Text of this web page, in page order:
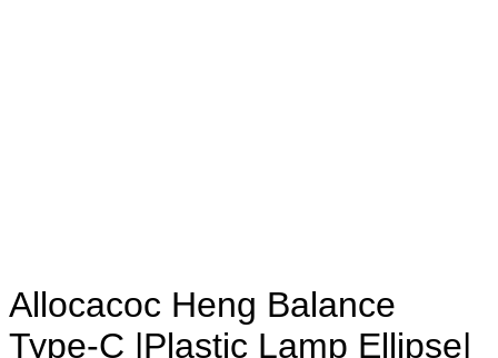
Allocacoc Heng Balance
Type-C |Plastic Lamp Ellipse|